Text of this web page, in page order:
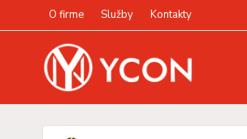
O firme Služby Kontakty